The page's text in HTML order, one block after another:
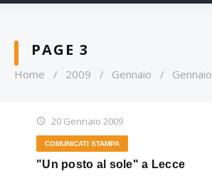
PAGE 3
Home / 2009 / Gennaio / Gennaio
20 Gennaio 2009
COMUNICATI STAMPA
"Un posto al sole" a Lecce